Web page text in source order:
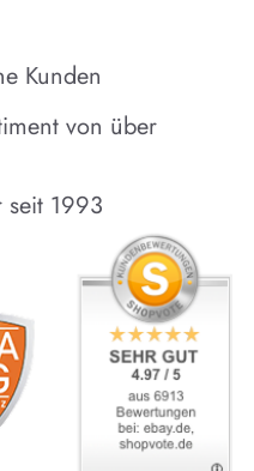
Kunden
von über
seit 1993